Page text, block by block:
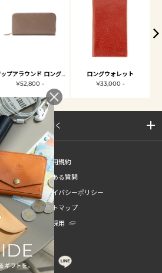
ジップアラウンド ロングウォレット
¥52,800 -
ロングウォレット
¥33,000 -
サイトマップを開く
ご利用規約
よくある質問
プライバシーポリシー
サイトマップ
新卒採用